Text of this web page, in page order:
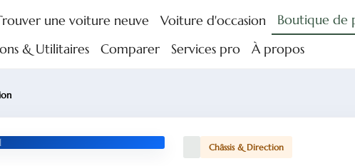
une voiture neuve Voiture d'occasion
Boutique de
& Utilitaires
Comparer Services pro À propos
Châssis & Direction